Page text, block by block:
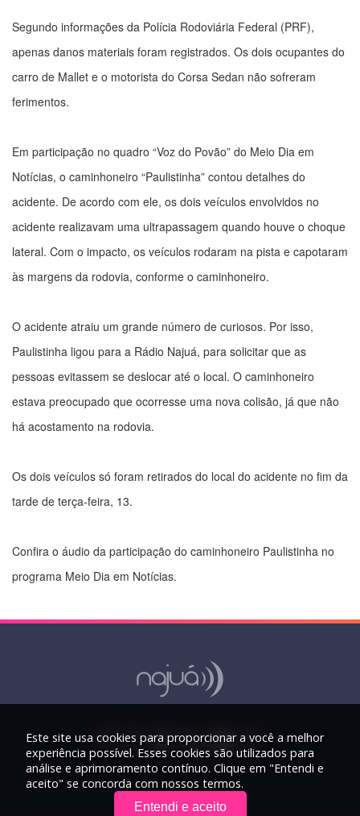
Segundo informações da Polícia Rodoviária Federal (PRF),
apenas danos materiais foram registrados. Os dois ocupantes do
carro de Mallet e o motorista do Corsa Sedan não sofreram
ferimentos.
Em participação no quadro “Voz do Povão” do Meio Dia em
Notícias, o caminhoneiro “Paulistinha” contou detalhes do
acidente. De acordo com ele, os dois veículos envolvidos no
acidente realizavam uma ultrapassagem quando houve o choque
lateral. Com o impacto, os veículos rodaram na pista e capotaram
às margens da rodovia, conforme o caminhoneiro.
O acidente atraiu um grande número de curiosos. Por isso,
Paulistinha ligou para a Rádio Najuá, para solicitar que as
pessoas evitassem se deslocar até o local. O caminhoneiro
estava preocupado que ocorresse uma nova colisão, já que não
há acostamento na rodovia.
Os dois veículos só foram retirados do local do acidente no fim da
tarde de terça-feira, 13.
Confira o áudio da participação do caminhoneiro Paulistinha no
programa Meio Dia em Notícias.
Este site usa cookies para proporcionar a você a melhor
experiência possível. Esses cookies são utilizados para
análise e aprimoramento contínuo. Clique em "Entendi e
aceito" se concorda com nossos termos.
Entendi e aceito